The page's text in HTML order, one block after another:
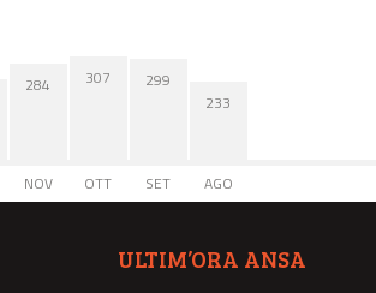
284
NOV
307
OTT
299
SET
233
AGO
ULTIM’ORA ANSA